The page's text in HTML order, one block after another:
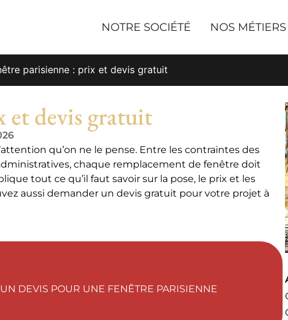
NOTRE SOCIÉTÉ NOS MÉTIERS
parisienne : prix et devis gratuit
et devis gratuit
qu’on ne le pense. Entre les contraintes des
chaque remplacement de fenêtre doit
tout ce qu’il faut savoir sur la pose, le prix et les
aussi demander un devis gratuit pour votre projet à
DEVIS POUR UNE FENÊTRE PARISIENNE